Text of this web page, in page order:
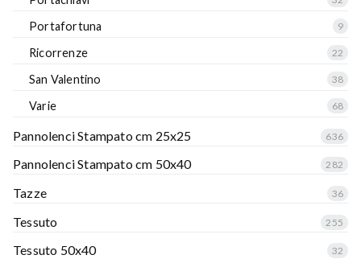
Portafortuna 9
Ricorrenze 22
San Valentino 38
Varie 68
Pannolenci Stampato cm 25x25 636
Pannolenci Stampato cm 50x40 282
Tazze 36
Tessuto 255
Tessuto 50x40 32